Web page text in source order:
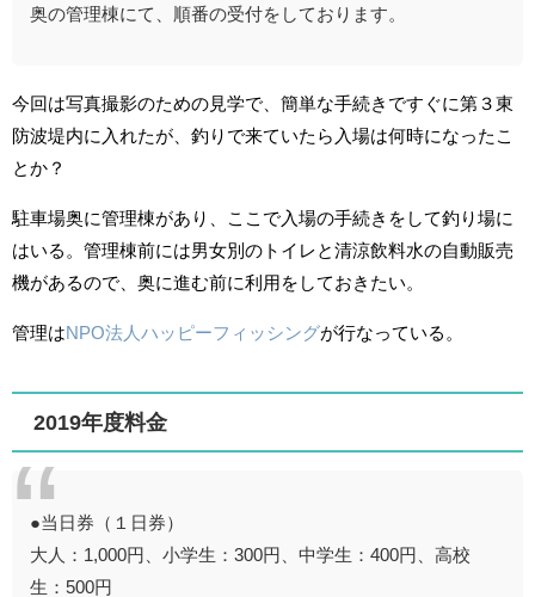
奥の管理棟にて、順番の受付をしております。
今回は写真撮影のための見学で、簡単な手続きですぐに第３東
防波堤内に入れたが、釣りで来ていたら入場は何時になったこ
とか？
駐車場奥に管理棟があり、ここで入場の手続きをして釣り場に
はいる。管理棟前には男女別のトイレと清涼飲料水の自動販売
機があるので、奥に進む前に利用をしておきたい。
管理はNPO法人ハッピーフィッシングが行なっている。
2019年度料金
●当日券（１日券）
大人：1,000円、小学生：300円、中学生：400円、高校
生：500円